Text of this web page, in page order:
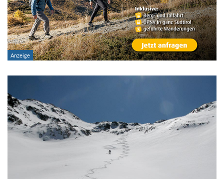
Gebirge:
Art der Tour:
von
Kondition (Tourdauer):
von
bis